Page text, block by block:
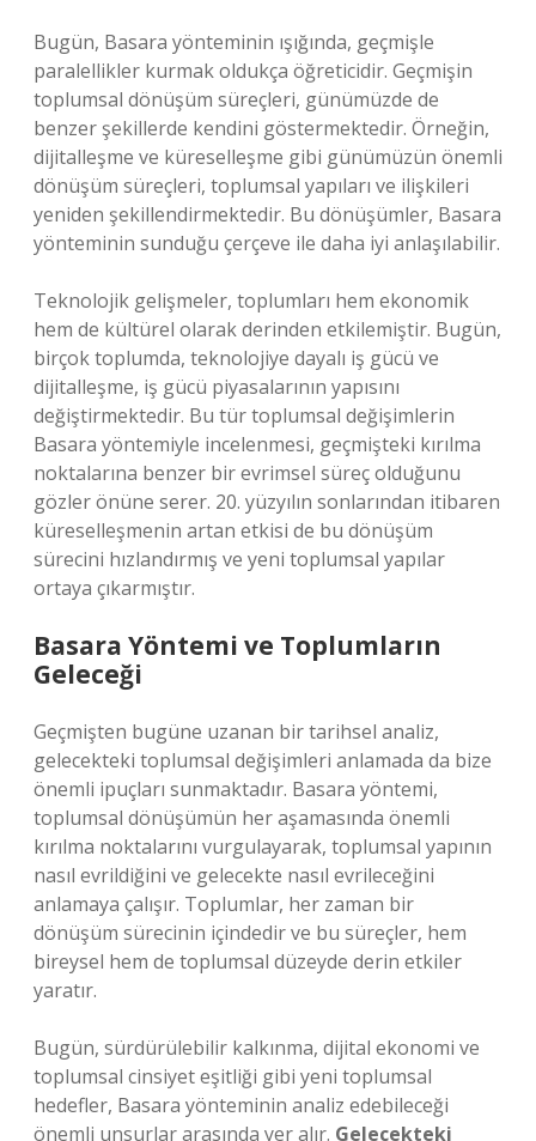
Bugün, Basara yönteminin ışığında, geçmişle
paralellikler kurmak oldukça öğreticidir. Geçmişin
toplumsal dönüşüm süreçleri, günümüzde de
benzer şekillerde kendini göstermektedir. Örneğin,
dijitalleşme ve küreselleşme gibi günümüzün önemli
dönüşüm süreçleri, toplumsal yapıları ve ilişkileri
yeniden şekillendirmektedir. Bu dönüşümler, Basara
yönteminin sunduğu çerçeve ile daha iyi anlaşılabilir.
Teknolojik gelişmeler, toplumları hem ekonomik
hem de kültürel olarak derinden etkilemiştir. Bugün,
birçok toplumda, teknolojiye dayalı iş gücü ve
dijitalleşme, iş gücü piyasalarının yapısını
değiştirmektedir. Bu tür toplumsal değişimlerin
Basara yöntemiyle incelenmesi, geçmişteki kırılma
noktalarına benzer bir evrimsel süreç olduğunu
gözler önüne serer. 20. yüzyılın sonlarından itibaren
küreselleşmenin artan etkisi de bu dönüşüm
sürecini hızlandırmış ve yeni toplumsal yapılar
ortaya çıkarmıştır.
Basara Yöntemi ve Toplumların
Geleceği
Geçmişten bugüne uzanan bir tarihsel analiz,
gelecekteki toplumsal değişimleri anlamada da bize
önemli ipuçları sunmaktadır. Basara yöntemi,
toplumsal dönüşümün her aşamasında önemli
kırılma noktalarını vurgulayarak, toplumsal yapının
nasıl evrildiğini ve gelecekte nasıl evrileceğini
anlamaya çalışır. Toplumlar, her zaman bir
dönüşüm sürecinin içindedir ve bu süreçler, hem
bireysel hem de toplumsal düzeyde derin etkiler
yaratır.
Bugün, sürdürülebilir kalkınma, dijital ekonomi ve
toplumsal cinsiyet eşitliği gibi yeni toplumsal
hedefler, Basara yönteminin analiz edebileceği
önemli unsurlar arasında yer alır. Gelecekteki